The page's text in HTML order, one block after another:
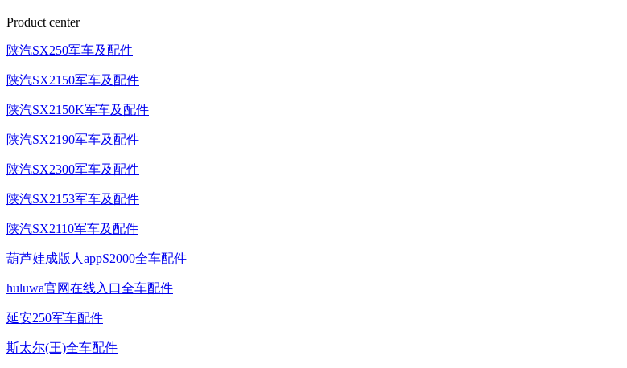
Product center
陕汽SX250军车及配件
陕汽SX2150军车及配件
陕汽SX2150K军车及配件
陕汽SX2190军车及配件
陕汽SX2300军车及配件
陕汽SX2153军车及配件
陕汽SX2110军车及配件
葫芦娃成版人appS2000全车配件
huluwa官网在线入口全车配件
延安250军车配件
斯太尔(王)全车配件